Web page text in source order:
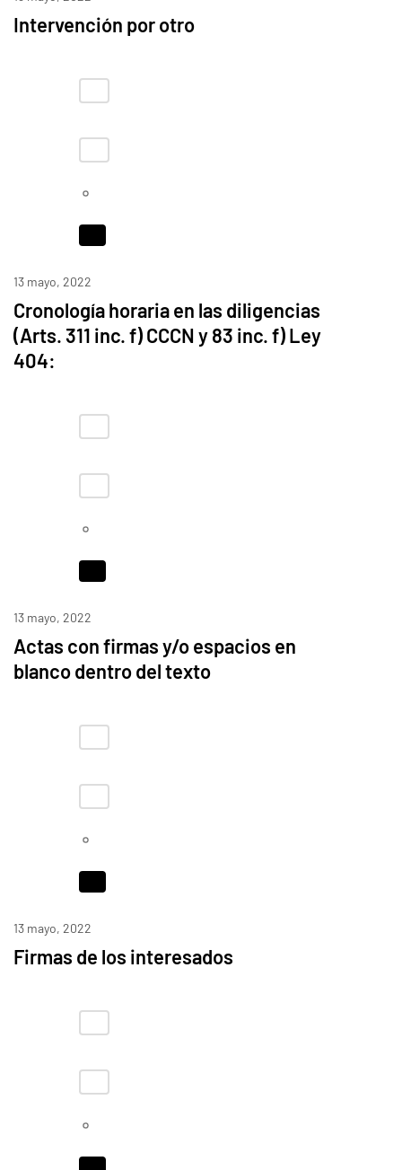
Intervención por otro
13 mayo, 2022
Cronología horaria en las diligencias
(Arts. 311 inc. f) CCCN y 83 inc. f) Ley
404:
13 mayo, 2022
Actas con firmas y/o espacios en
blanco dentro del texto
13 mayo, 2022
Firmas de los interesados